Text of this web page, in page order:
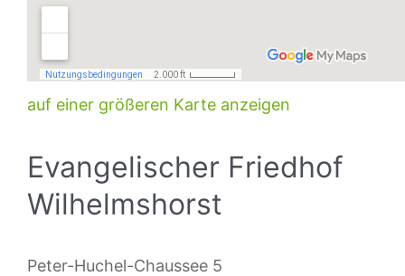
auf einer größeren Karte anzeigen
Evangelischer Friedhof
Wilhelmshorst
Peter-Huchel-Chaussee 5